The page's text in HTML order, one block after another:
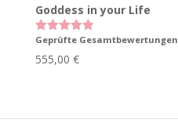
Goddess in your Life
Bewertet
von 5
Geprüfte Gesamtbewertungen
555,00 €